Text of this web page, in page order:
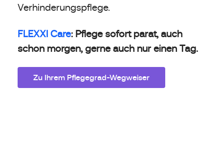
Verhinderungspflege.
FLEXXI Care: Pflege sofort parat, auch
schon morgen, gerne auch nur einen Tag.
Zu Ihrem Pflegegrad-Wegweiser